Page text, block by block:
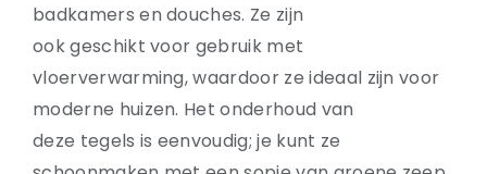
badkamers en douches. Ze zijn
ook geschikt voor gebruik met
vloerverwarming, waardoor ze ideaal zijn voor
moderne huizen. Het onderhoud van
deze tegels is eenvoudig; je kunt ze